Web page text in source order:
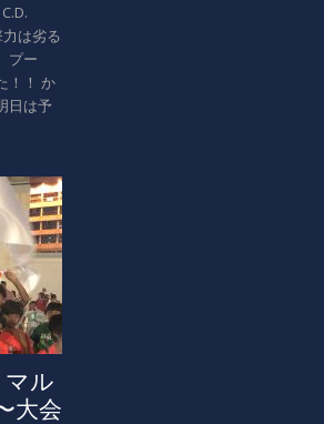
力は劣る
プー
！！ か
日は予
ル
大会